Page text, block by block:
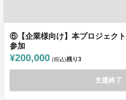
⑥【企業様向け】本プロジェク
参加
¥200,000 (税込)残り3
支援終了